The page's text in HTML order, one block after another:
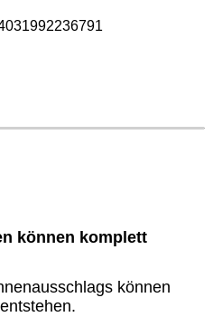
können komplett
können